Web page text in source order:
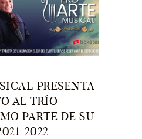
PRESENTA
AL TRÍO
PARTE DE SU
2022